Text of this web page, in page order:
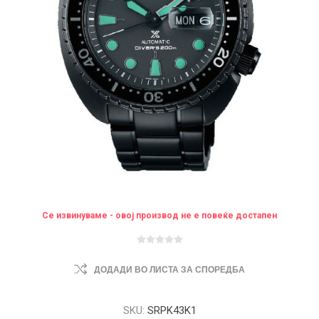
Се извинуваме - овој производ не е повеќе достапен
ДОДАДИ ВО ЛИСТА ЗА СПОРЕДБА
SKU: SRPK43K1